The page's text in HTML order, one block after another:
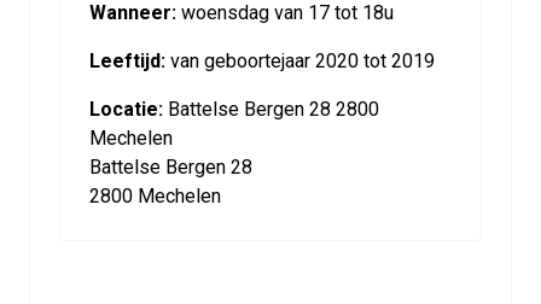
Wanneer: woensdag van 17 tot 18u
Leeftijd: van geboortejaar 2020 tot 2019
Locatie: Battelse Bergen 28 2800
Mechelen
Battelse Bergen 28
2800 Mechelen